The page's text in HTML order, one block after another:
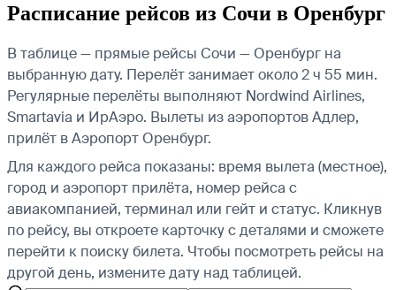
Расписание рейсов из Сочи в Оренбург
В таблице — прямые рейсы Сочи — Оренбург на
выбранную дату. Перелёт занимает около 2 ч 55 мин.
Регулярные перелёты выполняют Nordwind Airlines,
Smartavia и ИрАэро. Вылеты из аэропортов Адлер,
прилёт в Аэропорт Оренбург.
Для каждого рейса показаны: время вылета (местное),
город и аэропорт прилёта, номер рейса с
авиакомпанией, терминал или гейт и статус. Кликнув
по рейсу, вы откроете карточку с деталями и сможете
перейти к поиску билета. Чтобы посмотреть рейсы на
другой день, измените дату над таблицей.